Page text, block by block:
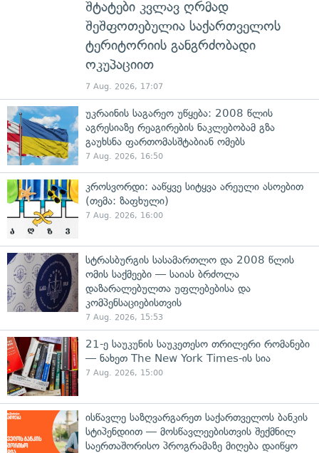
შტატები კვლავ ღრმად
შეშფოთებულია საქართველოს
ტერიტორიის განგრძობადი
ოკუპაციით
7 Aug. 2026, 17:07
უკრაინის საგარეო უწყება: 2008 წლის
აგრესიაზე რეაგირების ნაკლებობამ გზა
გაუხსნა ფართომასშტაბიან ომებს
7 Aug. 2026, 16:50
კროსვორდი: ააწყვე სიტყვა არეული ასოებით
(თემა: ზაფხული)
7 Aug. 2026, 16:00
სტრასბურგის სასამართლო და 2008 წლის
ომის საქმეები — საიას ბრძოლა
დაზარალებულთა უფლებებისა და
კომპენსაციებისთვის
7 Aug. 2026, 15:53
21-ე საუკუნის საუკეთესო თრილერი რომანები
— ნახეთ The New York Times-ის სია
7 Aug. 2026, 15:00
ისწავლე საზღვარგარეთ საქართველოს ბანკის
სტიპენდიით — მოსწავლეებისთვის შექმნილ
საერთაშორისო პროგრამაზე მიღება დაიწყო